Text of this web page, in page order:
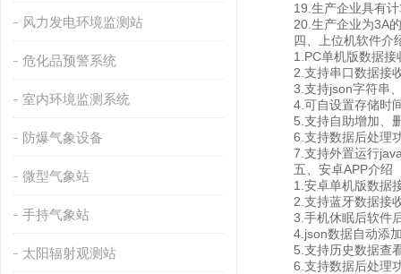
风力发电环境监测站
危化品预警系统
室内环境监测系统
防爆气象设备
微型气象站
手持气象站
太阳辐射观测站
19.生产企业具有计
20.生产企业为3A的
四、上位机软件介
1.PC单机版数据接
2.支持串口数据接
3.支持json字符串、
4.可自设置存储时间
5.支持自助增加、删
6.支持数据后处理
7.支持外置运行
五、安卓APP介绍
1.安卓单机版数据接
2.支持蓝牙数据接
3.手机休眠后软件
4.json数据自动添加
5.支持历史数据查看
6.支持数据后处理